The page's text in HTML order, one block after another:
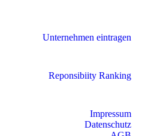
Unternehmen eintragen
Reponsibiity Ranking
Impressum
Datenschutz